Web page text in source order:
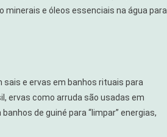
e óleos essenciais na água para
sais e ervas em banhos rituais para
ervas como arruda são usadas em
de guiné para “limpar” energias,